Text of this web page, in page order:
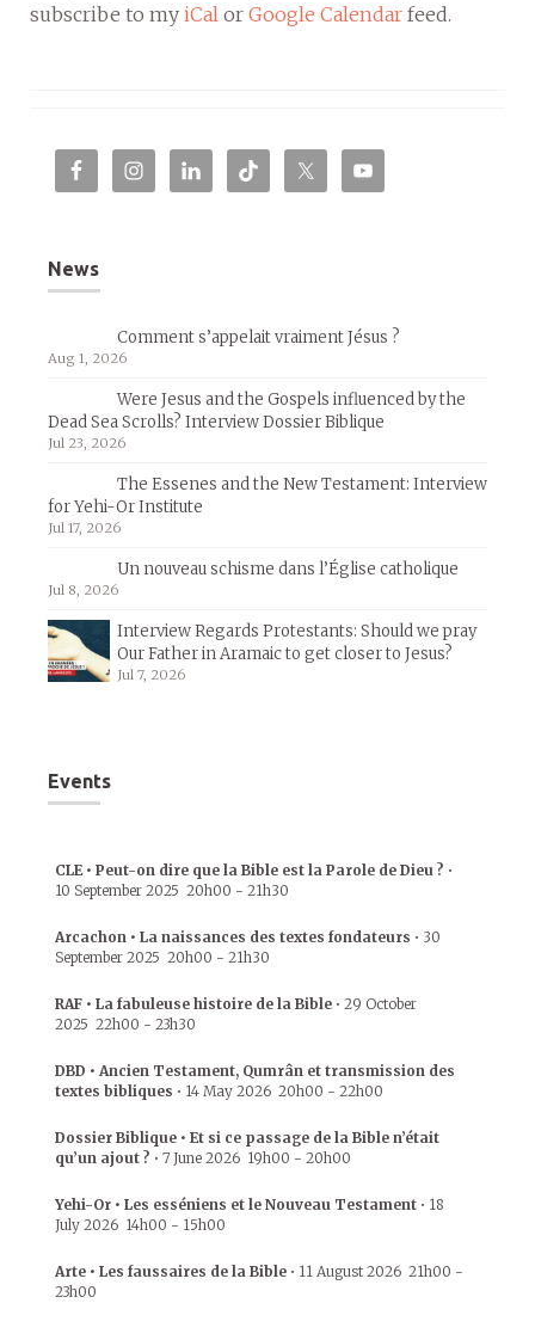
subscribe to my iCal or Google Calendar feed.
News
Comment s’appelait vraiment Jésus ?
Aug 1, 2026
Were Jesus and the Gospels influenced by the
Dead Sea Scrolls? Interview Dossier Biblique
Jul 23, 2026
The Essenes and the New Testament: Interview
for Yehi-Or Institute
Jul 17, 2026
Un nouveau schisme dans l’Église catholique
Jul 8, 2026
Interview Regards Protestants: Should we pray
Our Father in Aramaic to get closer to Jesus?
Jul 7, 2026
Events
CLE • Peut-on dire que la Bible est la Parole de Dieu ? •
10 September 2025 20h00 - 21h30
Arcachon • La naissances des textes fondateurs • 30
September 2025 20h00 - 21h30
RAF • La fabuleuse histoire de la Bible • 29 October
2025 22h00 - 23h30
DBD • Ancien Testament, Qumrân et transmission des
textes bibliques • 14 May 2026 20h00 - 22h00
Dossier Biblique • Et si ce passage de la Bible n’était
qu’un ajout ? • 7 June 2026 19h00 - 20h00
Yehi-Or • Les esséniens et le Nouveau Testament • 18
July 2026 14h00 - 15h00
Arte • Les faussaires de la Bible • 11 August 2026 21h00 -
23h00